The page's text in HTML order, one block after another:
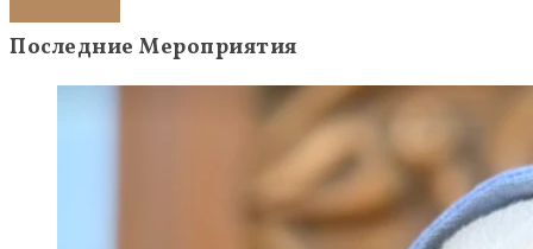
Последние Мероприятия